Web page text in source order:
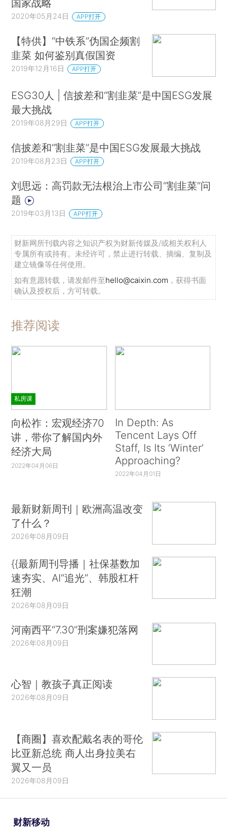
国家战略
2020年05月24日 APP打开
【特供】“中铁系”伪国企频割
韭菜 如何鉴别真假国资
2019年12月16日 APP打开
ESG30人 | 信披差和“割韭菜”是中国ESG发展
最大挑战
2019年08月29日 APP打开
信披差和“割韭菜”是中国ESG发展最大挑战
2019年08月23日 APP打开
刘思远：高罚款无法根治上市公司“割韭菜”问
题
2019年03月13日 APP打开
财新网所刊载内容之知识产权为财新传媒及/或相关权利人
专属所有或持有。未经许可，禁止进行转载、摘编、复制及
建立镜像等任何使用。
如有意愿转载，请发邮件至hello@caixin.com ，获得书面
确认及授权后，方可转载。
推荐阅读
私房课
向松祚：宏观经济70
讲，带你了解国内外
经济大局
2022年04月06日
In Depth: As
Tencent Lays Off
Staff, Is Its ‘Winter’
Approaching?
2022年04月01日
最新财新周刊｜欧洲高温改变
了什么？
2026年08月09日
{{最新周刊导播｜社保基数加
速夯实、AI“追光”、韩股杠杆
狂潮
2026年08月09日
河南西平“7.30”刑案嫌犯落网
2026年08月09日
心智｜教孩子真正阅读
2026年08月09日
【商圈】喜欢配戴名表的哥伦
比亚新总统 商人出身拉美右
翼又一员
2026年08月09日
财新移动